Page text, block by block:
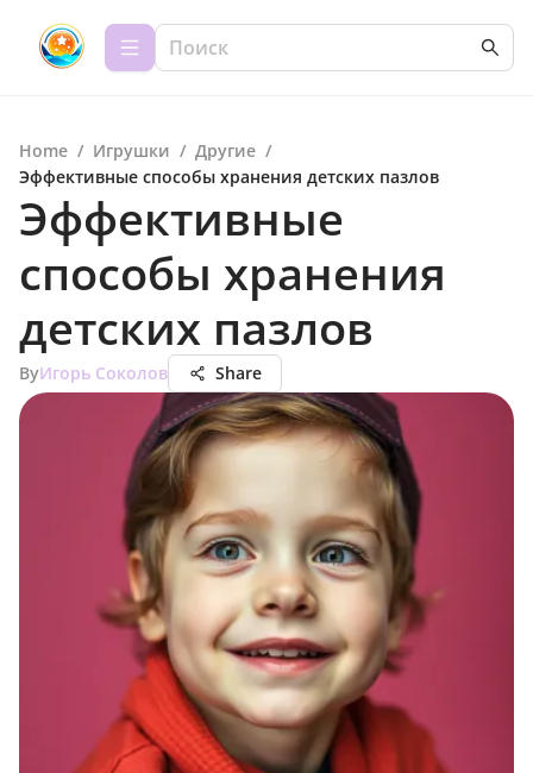
Home / Игрушки / Другие /
Эффективные способы хранения детских пазлов
Эффективные
способы хранения
детских пазлов
ByИгорь Соколов Share